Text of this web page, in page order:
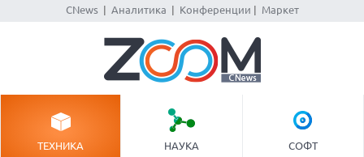
CNews| Аналитика Конференции Маркет
ТЕХНИКА НАУКА СОФТ